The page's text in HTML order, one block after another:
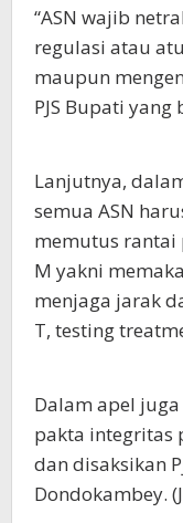
“ASN wajib
regulasi atau
maupun
PJS Bupati
Lanjutnya,
semua ASN
memutus rantai
M yakni
menjaga jarak
T, testing
Dalam apel
pakta integritas
dan disaksikan
Dondokambey.